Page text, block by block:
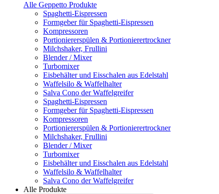
Alle Geppetto Produkte
Spaghetti-Eispressen
Formgeber für Spaghetti-Eispressen
Kompressoren
Portioniererspülen & Portionierertrockner
Milchshaker, Frullini
Blender / Mixer
Turbomixer
Eisbehälter und Eisschalen aus Edelstahl
Waffelsilo & Waffelhalter
Salva Cono der Waffelgreifer
Spaghetti-Eispressen
Formgeber für Spaghetti-Eispressen
Kompressoren
Portioniererspülen & Portionierertrockner
Milchshaker, Frullini
Blender / Mixer
Turbomixer
Eisbehälter und Eisschalen aus Edelstahl
Waffelsilo & Waffelhalter
Salva Cono der Waffelgreifer
Alle Produkte